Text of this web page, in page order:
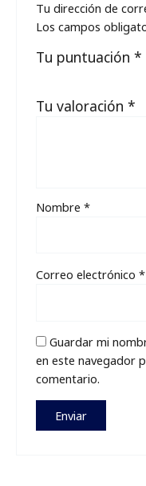
Tu dirección de
Los campos
Tu puntuación*
Tu valoración*
Nombre*
Correo electrónico*
Guardar mi
en este navegador
comentario.